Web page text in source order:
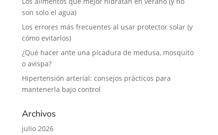
son solo el agua)
Los errores más frecuentes al usar protector solar (y
cómo evitarlos)
¿Qué hacer ante una picadura de medusa, mosquito
o avispa?
Hipertensión arterial: consejos prácticos para
mantenerla bajo control
Archivos
julio 2026